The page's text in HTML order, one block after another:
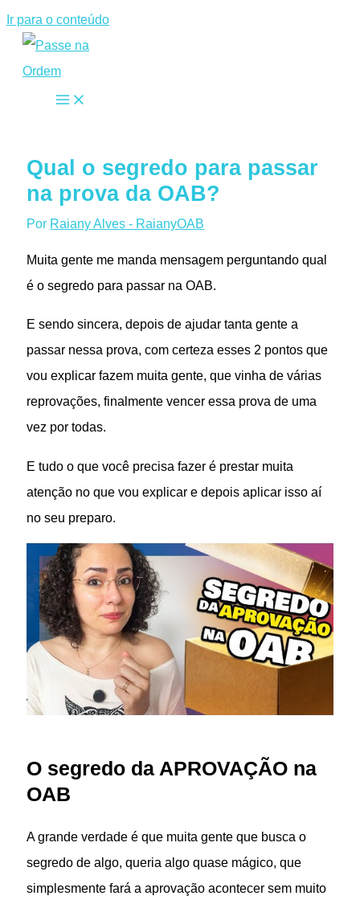
Ir para o conteúdo
Qual o segredo para passar
na prova da OAB?
Por Raiany Alves - RaianyOAB
Muita gente me manda mensagem perguntando qual
é o segredo para passar na OAB.
E sendo sincera, depois de ajudar tanta gente a
passar nessa prova, com certeza esses 2 pontos que
vou explicar fazem muita gente, que vinha de várias
reprovações, finalmente vencer essa prova de uma
vez por todas.
E tudo o que você precisa fazer é prestar muita
atenção no que vou explicar e depois aplicar isso aí
no seu preparo.
O segredo da APROVAÇÃO na
OAB
A grande verdade é que muita gente que busca o
segredo de algo, queria algo quase mágico, que
simplesmente fará a aprovação acontecer sem muito